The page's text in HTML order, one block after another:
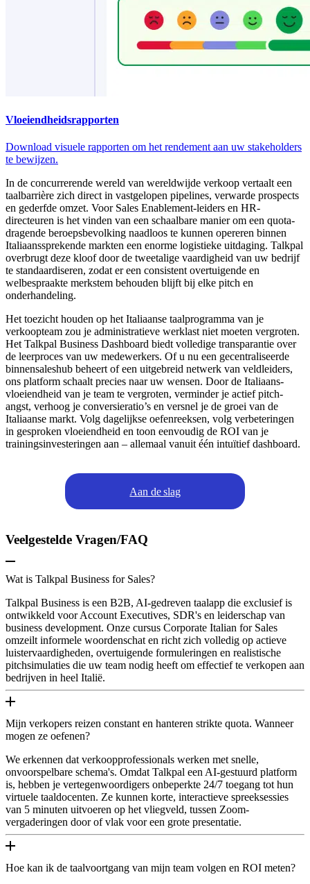
Vloeiendheidsrapporten
Download visuele rapporten om het rendement aan uw stakeholders
te bewijzen.
In de concurrerende wereld van wereldwijde verkoop vertaalt een
taalbarrière zich direct in vastgelopen pipelines, verwarde prospects
en gederfde omzet. Voor Sales Enablement-leiders en HR-
directeuren is het vinden van een schaalbare manier om een quota-
dragende beroepsbevolking naadloos te kunnen opereren binnen
Italiaanssprekende markten een enorme logistieke uitdaging. Talkpal
overbrugt deze kloof door de tweetalige vaardigheid van uw bedrijf
te standaardiseren, zodat er een consistent overtuigende en
welbespraakte merkstem behouden blijft bij elke pitch en
onderhandeling.
Het toezicht houden op het Italiaanse taalprogramma van je
verkoopteam zou je administratieve werklast niet moeten vergroten.
Het Talkpal Business Dashboard biedt volledige transparantie over
de leerproces van uw medewerkers. Of u nu een gecentraliseerde
binnensaleshub beheert of een uitgebreid netwerk van veldleiders,
ons platform schaalt precies naar uw wensen. Door de Italiaans-
vloeiendheid van je team te vergroten, verminder je actief pitch-
angst, verhoog je conversieratio’s en versnel je de groei van de
Italiaanse markt. Volg dagelijkse oefenreeksen, volg verbeteringen
in gesproken vloeiendheid en toon eenvoudig de ROI van je
trainingsinvesteringen aan – allemaal vanuit één intuïtief dashboard.
Aan de slag
Veelgestelde Vragen/FAQ
Wat is Talkpal Business for Sales?
Talkpal Business is een B2B, AI-gedreven taalapp die exclusief is
ontwikkeld voor Account Executives, SDR's en leiderschap van
business development. Onze cursus Corporate Italian for Sales
omzeilt informele woordenschat en richt zich volledig op actieve
luistervaardigheden, overtuigende formuleringen en realistische
pitchsimulaties die uw team nodig heeft om effectief te verkopen aan
bedrijven in heel Italië.
Mijn verkopers reizen constant en hanteren strikte quota. Wanneer
mogen ze oefenen?
We erkennen dat verkoopprofessionals werken met snelle,
onvoorspelbare schema's. Omdat Talkpal een AI-gestuurd platform
is, hebben je vertegenwoordigers onbeperkte 24/7 toegang tot hun
virtuele taaldocenten. Ze kunnen korte, interactieve spreeksessies
van 5 minuten uitvoeren op het vliegveld, tussen Zoom-
vergaderingen door of vlak voor een grote presentatie.
Hoe kan ik de taalvoortgang van mijn team volgen en ROI meten?